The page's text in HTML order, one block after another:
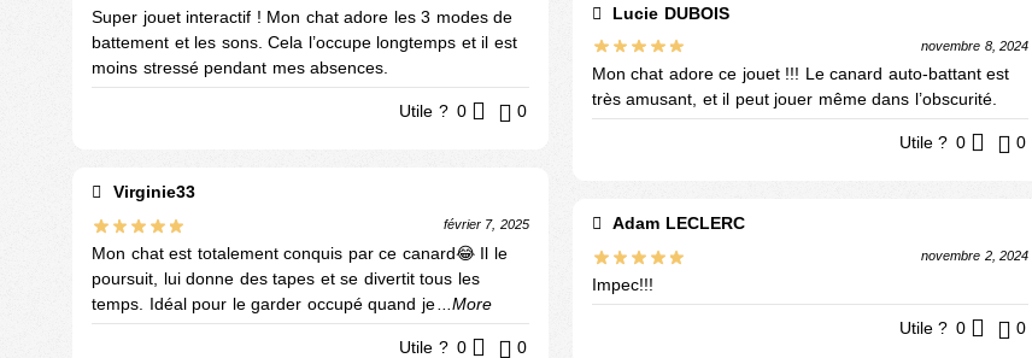
Super jouet interactif ! Mon chat adore les 3 modes de
battement et les sons. Cela l’occupe longtemps et il est
moins stressé pendant mes absences.
Utile ? 0 0
Virginie33
février 7, 2025
Mon chat est totalement conquis par ce canard😂 Il le
poursuit, lui donne des tapes et se divertit tous les
temps. Idéal pour le garder occupé quand je
...More
Utile ? 0 0
Lucie DUBOIS
novembre 8, 2024
Mon chat adore ce jouet !!! Le canard auto-battant est
très amusant, et il peut jouer même dans l’obscurité.
Utile ? 0 0
Adam LECLERC
novembre 2, 2024
Impec!!!
Utile ? 0 0